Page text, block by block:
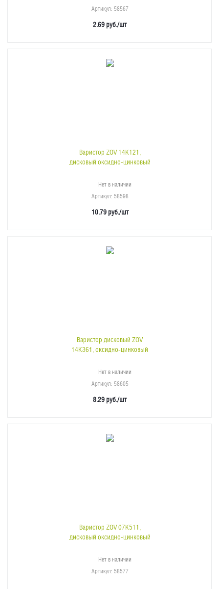
Артикул: 58567
2.69 руб./шт
Варистор ZOV 14K121,
дисковый оксидно-цинковый
Нет в наличии
Артикул: 58598
10.79руб./шт
Варистор дисковый ZOV
14K361, оксидно-цинковый
Нет в наличии
Артикул: 58605
8.29 руб./шт
Варистор ZOV 07K511,
дисковый оксидно-цинковый
Нет в наличии
Артикул: 58577